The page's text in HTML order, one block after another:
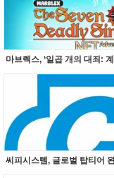
마브렉스, ‘일곱 개의 대죄:
씨피시스템, 글로벌 탑티어